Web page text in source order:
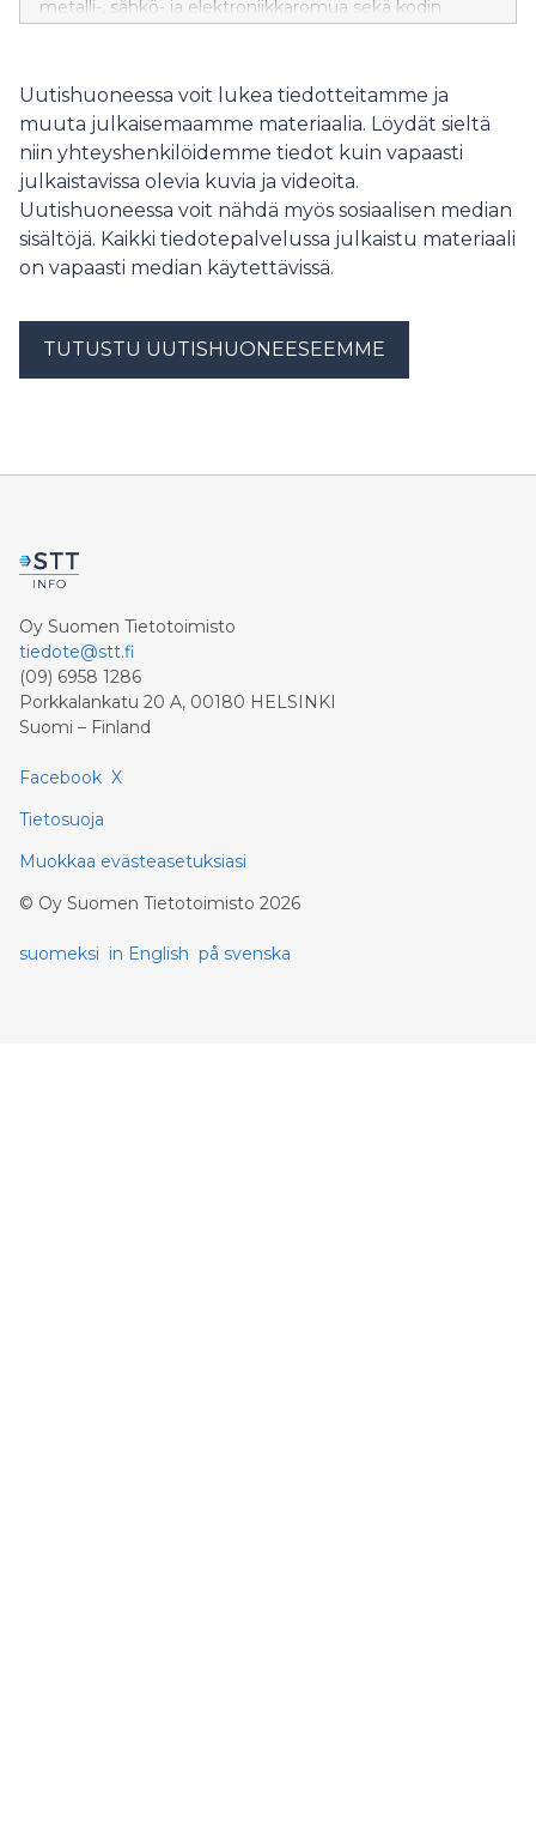
metalli-, sähkö- ja elektroniikkaromua sekä kodin
pääkaupunkiseutua ja Kirkkonummea. Sortti-
keräysautoilla kävi jätteiden tuojia noin kymmenen
prosenttia enemmän kuin viime vuonna.
Uutishuoneessa voit lukea tiedotteitamme ja
muuta julkaisemaamme materiaalia. Löydät sieltä
niin yhteyshenkilöidemme tiedot kuin vapaasti
julkaistavissa olevia kuvia ja videoita.
Uutishuoneessa voit nähdä myös sosiaalisen median
sisältöjä. Kaikki tiedotepalvelussa julkaistu materiaali
on vapaasti median käytettävissä.
TUTUSTU UUTISHUONEESEEMME
Oy Suomen Tietotoimisto
tiedote@stt.fi
(09) 6958 1286
Porkkalankatu 20 A, 00180 HELSINKI
Suomi – Finland
Facebook X
Tietosuoja
Muokkaa evästeasetuksiasi
© Oy Suomen Tietotoimisto 2026
suomeksi in English på svenska